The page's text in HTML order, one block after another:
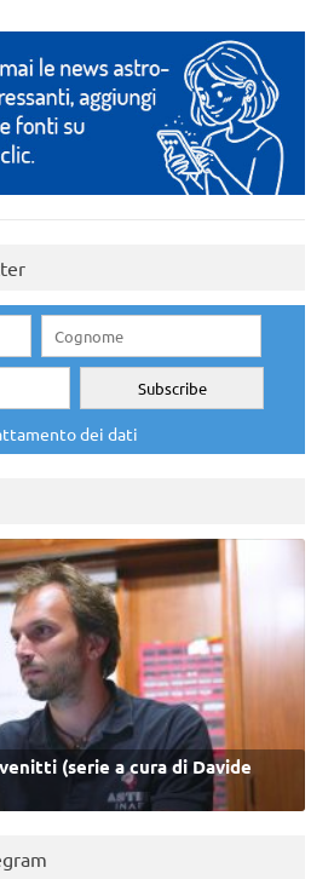
dei dati
(serie a cura di Davide